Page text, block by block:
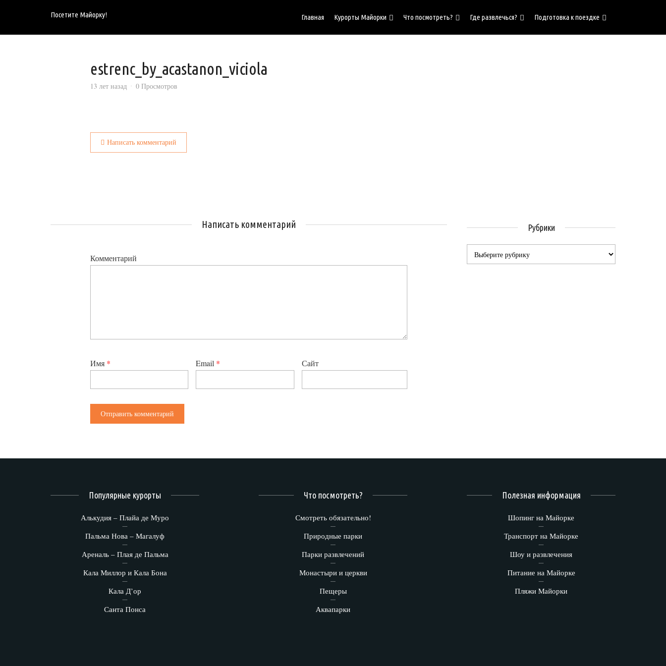
Посетите Майорку! Главная Курорты Майорки Что посмотреть? Где развлечься? Подготовка к поездке
estrenc_by_acastanon_viciola
13 лет назад 0 Просмотров
Написать комментарий
Написать комментарий
Комментарий
Имя * Email * Сайт
Рубрики
Популярные курорты
Алькудия – Плайа де Муро
Пальма Нова – Магалуф
Ареналь – Плая де Пальма
Кала Миллор и Кала Бона
Кала Д’ор
Санта Понса
Что посмотреть?
Смотреть обязательно!
Природные парки
Парки развлечений
Монастыри и церкви
Пещеры
Аквапарки
Полезная информация
Шопинг на Майорке
Транспорт на Майорке
Шоу и развлечения
Питание на Майорке
Пляжи Майорки